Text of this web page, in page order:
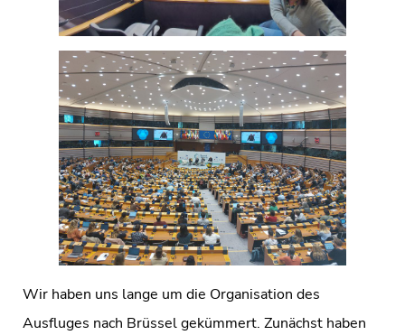
Wir haben uns lange um die Organisation des
Ausfluges nach Brüssel gekümmert. Zunächst haben